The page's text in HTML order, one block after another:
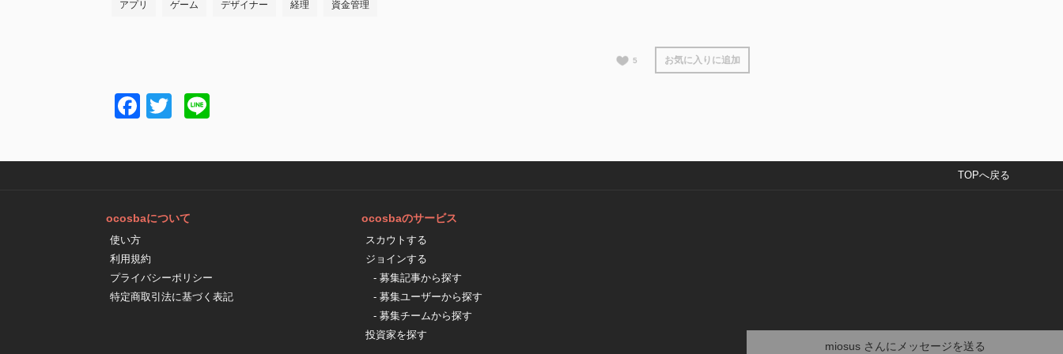
アプリ ゲーム デザイナー 経理 資金管理
5 お気に入りに追加
miosusさんにメッセージを送る
Facebook
Twitter
TOPへ戻る
ocosbaについて
使い方
利用規約
プライバシーポリシー
特定商取引法に基づく表記
ocosbaのサービス
スカウトする
ジョインする
- 募集記事から探す
- 募集ユーザーから探す
- 募集チームから探す
投資家を探す